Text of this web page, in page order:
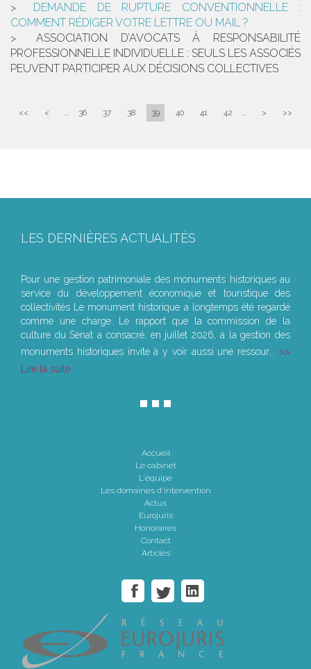
DEMANDE DE RUPTURE CONVENTIONNELLE :
COMMENT RÉDIGER VOTRE LETTRE OU MAIL ?
ASSOCIATION D’AVOCATS À RESPONSABILITÉ
PROFESSIONNELLE INDIVIDUELLE : SEULS LES ASSOCIÉS
PEUVENT PARTICIPER AUX DÉCISIONS COLLECTIVES
<< < ... 36 37 38 39 40 41 42 ... > >>
LES DERNIÈRES ACTUALITÉS
Pour une gestion patrimoniale des monuments historiques au
service du développement économique et touristique des
collectivités Le monument historique a longtemps été regardé
comme une charge. Le rapport que la commission de la
culture du Sénat a consacré, en juillet 2026, à la gestion des
monuments historiques invite à y voir aussi une ressour...
Lire la suite
Accueil
Le cabinet
L'équipe
Les domaines d'intervention
Actus
Eurojuris
Honoraires
Contact
Articles